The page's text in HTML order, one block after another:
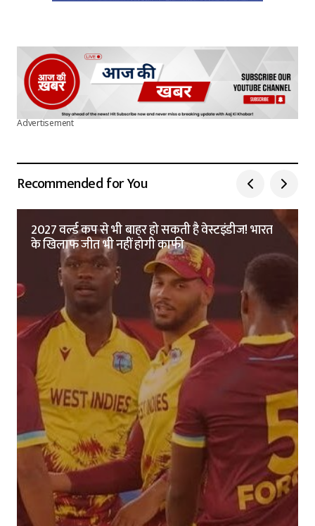
Advertisement
Recommended for You
2027 वर्ल्ड कप से भी बाहर हो सकती है वेस्टइंडीज! भारत
के खिलाफ जीत भी नहीं होगी काफी